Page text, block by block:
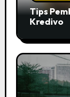
Tips
Kredivo